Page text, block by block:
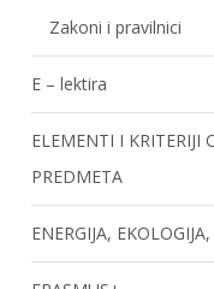
Zakoni i pravilnici
E – lektira
ELEMENTI I KRITERIJI
PREDMETA
ENERGIJA,